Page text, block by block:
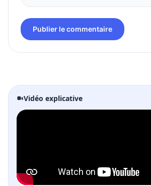
Publier le commentaire
Vidéo explicative